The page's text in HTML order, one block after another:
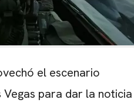
el escenario
Vegas para dar la noticia